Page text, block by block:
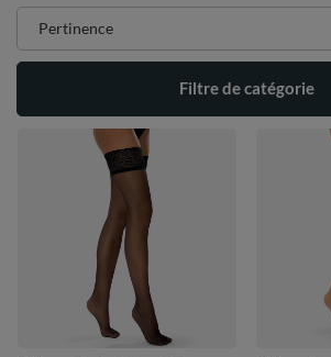
Zmień sortowanie
Pertinence
Filtre de catégorie